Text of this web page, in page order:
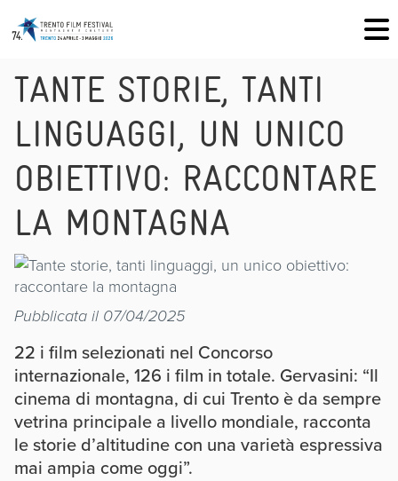
TANTE STORIE, TANTI
LINGUAGGI, UN UNICO
OBIETTIVO: RACCONTARE
LA MONTAGNA
Pubblicata il 07/04/2025
22 i film selezionati nel Concorso
internazionale, 126 i film in totale. Gervasini: “Il
cinema di montagna, di cui Trento è da sempre
vetrina principale a livello mondiale, racconta
le storie d’altitudine con una varietà espressiva
mai ampia come oggi”.